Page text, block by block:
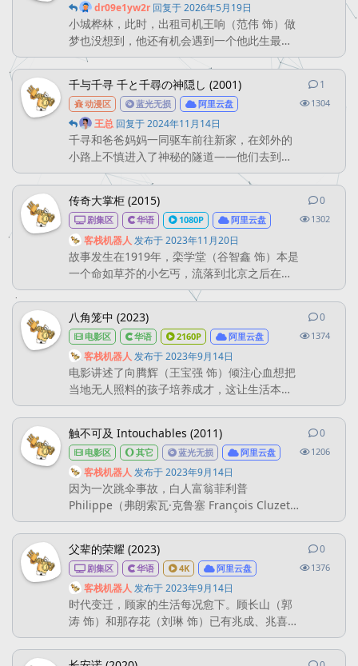
dr09e1yw2r 回复于2026年5月19日
小城桦林，此时，出租司机王响（范伟 饰）做
梦也没想到，他还有机会遇到一个他此生最想
遇到，又最怕遇到的人。是仇人还是故人？遇
到了，就得有交代，给自己，也给儿子。 小城
桦林，彼时，火车司机王响意气风发，开得了
二十挂的钢铁巨兽却管不好鸡毛蒜皮的三口小
家，工厂摇摇欲坠，危机处处紧逼。 一包身份
未明的碎尸像一块石头砸在桦林的水面上，也
砸在王响的头脑里，这片涟...
千与千寻 千と千尋の神隠し (2001)
动漫区 蓝光无损 阿里云盘
王总 回复于2024年11月14日
1304
千寻和爸爸妈妈一同驱车前往新家，在郊外的
小路上不慎进入了神秘的隧道——他们去到了
另外一个诡异世界—一个中世纪的小镇。远处
飘来食物的香味，爸爸妈妈大快朵颐，孰料之
后变成了猪！这时小镇上渐渐来了许多样子古
怪、半透明的人。 千寻仓皇逃出，一个叫小白
的人救了他，喂了她阻止身体消 失的药，并且
告诉她怎样去找锅炉爷爷以及汤婆婆，而且必
须获得一份工作才能不被魔法...
1
传奇大掌柜 (2015)
剧集区 华语 1080P 阿里云盘
客栈机器人 发布于2023年11月20日
1302
故事发生在1919年，栾学堂（谷智鑫 饰）本是
一个命如草芥的小乞丐，流落到北京之后在机
缘巧合之下进入了济风楼成为堂倌，之后又因
为无意之中得知了掌柜不可告人的秘密而遭到
了驱逐。栾学堂命不该绝，在走投无路之际遇
见了生命中的贵人，因此创办了丰泽园，开启
了自己掌握自己命运的新时代。 丰泽园接收了
许多来自济风楼的骨干和伙计，因此引来了济
风楼掌柜汪德甫（王刚 ...
0
八角笼中 (2023)
电影区 华语 2160P 阿里云盘
客栈机器人 发布于2023年9月14日
1374
电影讲述了向腾辉（王宝强 饰）倾注心血想把
当地无人照料的孩子培养成才，这让生活本没
有出路的孩子们看到了一丝通向未来的曙光。
然而，随着往日的表演视频被爆出，这些“残
忍、血腥”的画面刺激了不明真相的人们的神
经。一夜之间，舆论开始发酵。向腾辉的生
活、孩子们的前途都陷入到人们以善良为名编
织的大网中，让他们难以挣脱，重回泥沼，关
于未来，他们的“出路”又将在哪...
0
触不可及 Intouchables (2011)
电影区 其它 蓝光无损 阿里云盘
客栈机器人 发布于2023年9月14日
1206
因为一次跳伞事故，白人富翁菲利普
Philippe（弗朗索瓦·克鲁塞 François Cluzet
饰）瘫痪在床，欲招聘一名全职陪护。由于薪
酬高，应聘者云集，个个舌灿莲花，却无法打
动他的心。直到黑人德希斯Driss（奥玛·赛
Omar Sy 饰）的出现才让他作出决定。德希斯
刚从监狱出来，背负家庭重担，一心只想寻张
辞退信以申领救济金，而且他明显对女助...
0
父辈的荣耀 (2023)
剧集区 华语 4K 阿里云盘
客栈机器人 发布于2023年9月14日
1376
时代变迁，顾家的生活每况愈下。顾长山（郭
涛 饰）和那存花（刘琳 饰）已有兆成、兆喜两
个孩子，兴杰（张晚意 饰）、凤勤、自强三个
工友家孩子的到来让这个家庭更加捉襟见肘，
0